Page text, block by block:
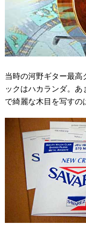
当時の河野ギター最
ックはハカランダ。
で綺麗な木目を写すの